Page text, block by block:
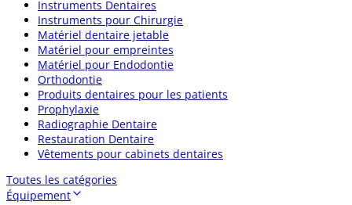
Instruments Dentaires
Instruments pour Chirurgie
Matériel dentaire jetable
Matériel pour empreintes
Matériel pour Endodontie
Orthodontie
Produits dentaires pour les patients
Prophylaxie
Radiographie Dentaire
Restauration Dentaire
Vêtements pour cabinets dentaires
Toutes les catégories
Équipement